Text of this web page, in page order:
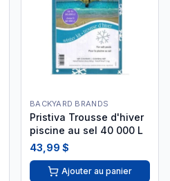
BACKYARD BRANDS
Pristiva Trousse d'hiver
piscine au sel 40 000 L
43,99 $
Ajouter au panier